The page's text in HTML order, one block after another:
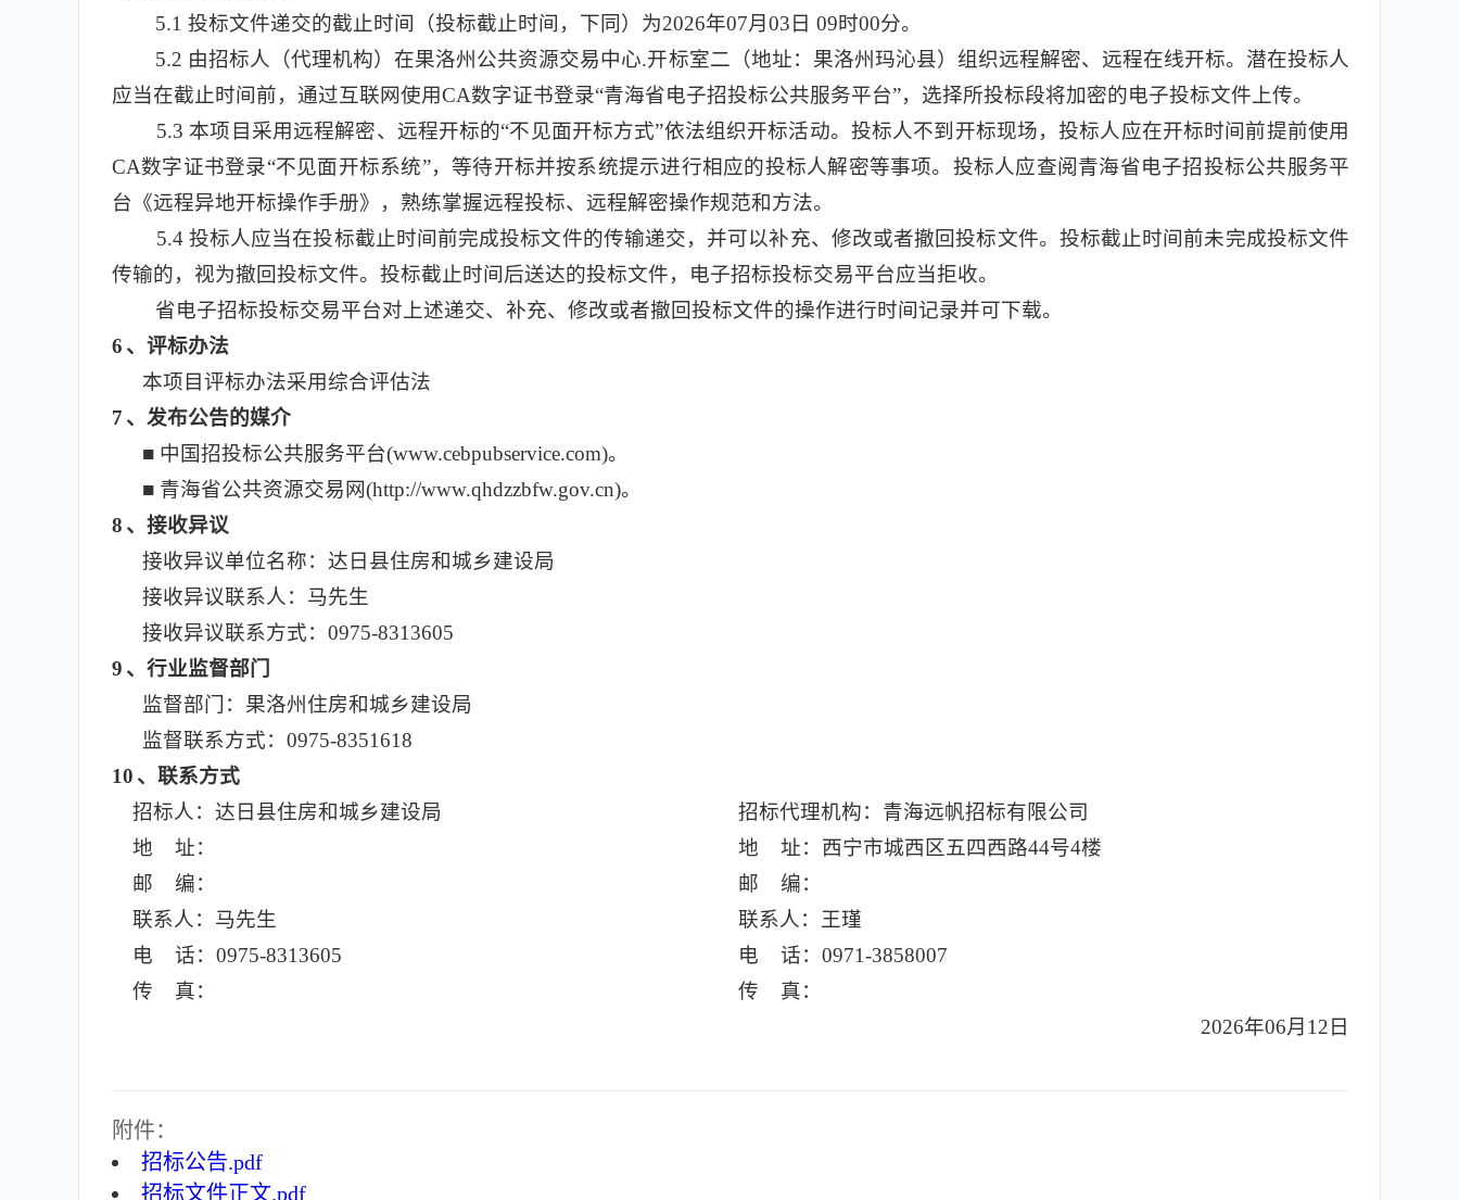
5.1 投标文件递交的截止时间（投标截止时间，下同）为2026年07月03日 09时00分。
5.2 由招标人（代理机构）在果洛州公共资源交易中心.开标室二（地址：果洛州玛沁县）组织远程解密、远程在线开标。潜在投标人
应当在截止时间前，通过互联网使用CA数字证书登录“青海省电子招投标公共服务平台”，选择所投标段将加密的电子投标文件上传。
5.3 本项目采用远程解密、远程开标的“不见面开标方式”依法组织开标活动。投标人不到开标现场，投标人应在开标时间前提前使用
CA数字证书登录“不见面开标系统”，等待开标并按系统提示进行相应的投标人解密等事项。投标人应查阅青海省电子招投标公共服务平
台《远程异地开标操作手册》，熟练掌握远程投标、远程解密操作规范和方法。
5.4 投标人应当在投标截止时间前完成投标文件的传输递交，并可以补充、修改或者撤回投标文件。投标截止时间前未完成投标文件
传输的，视为撤回投标文件。投标截止时间后送达的投标文件，电子招标投标交易平台应当拒收。
省电子招标投标交易平台对上述递交、补充、修改或者撤回投标文件的操作进行时间记录并可下载。
6 、评标办法
本项目评标办法采用综合评估法
7 、发布公告的媒介
■ 中国招投标公共服务平台(www.cebpubservice.com)。
■ 青海省公共资源交易网(http://www.qhdzzbfw.gov.cn)。
8 、接收异议
接收异议单位名称：达日县住房和城乡建设局
接收异议联系人：马先生
接收异议联系方式：0975-8313605
9 、行业监督部门
监督部门：果洛州住房和城乡建设局
监督联系方式：0975-8351618
10 、联系方式
招标人：达日县住房和城乡建设局
招标代理机构：青海远帆招标有限公司
地 址：
地 址：西宁市城西区五四西路44号4楼
邮 编：
邮 编：
联系人：马先生
联系人：王瑾
电 话：0975-8313605
电 话：0971-3858007
传 真：
传 真：
2026年06月12日
附件：
招标公告.pdf
招标文件正文.pdf